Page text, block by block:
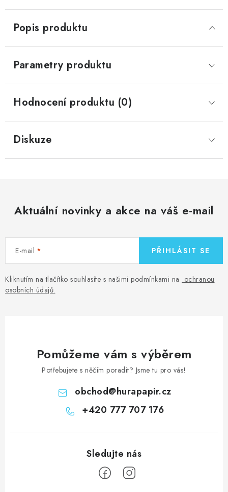
Popis produktu
Parametry produktu
Hodnocení produktu (0)
Diskuze
Aktuální novinky a akce na váš e-mail
E-mail
Kliknutím na tlačítko souhlasíte s našimi podmínkami na ochranou
osobních údajů.
PŘIHLÁSIT SE
Pomůžeme vám s výběrem
Potřebujete s něčím poradit? Jsme tu pro vás!
obchod@hurapapir.cz
+420 777 707 176